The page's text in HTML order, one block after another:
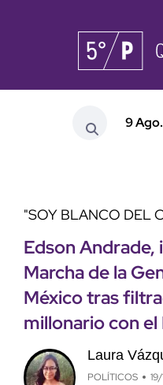
9
"SOY BLANCO DEL
Edson Andrade,
Marcha de la
México tras
millonario con el
Laura
POLÍTICOS